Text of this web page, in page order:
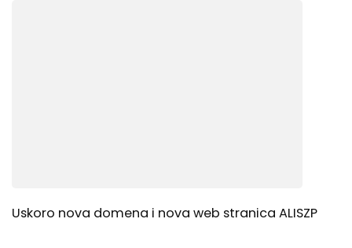
Uskoro nova domena i nova web stranica ALISZP